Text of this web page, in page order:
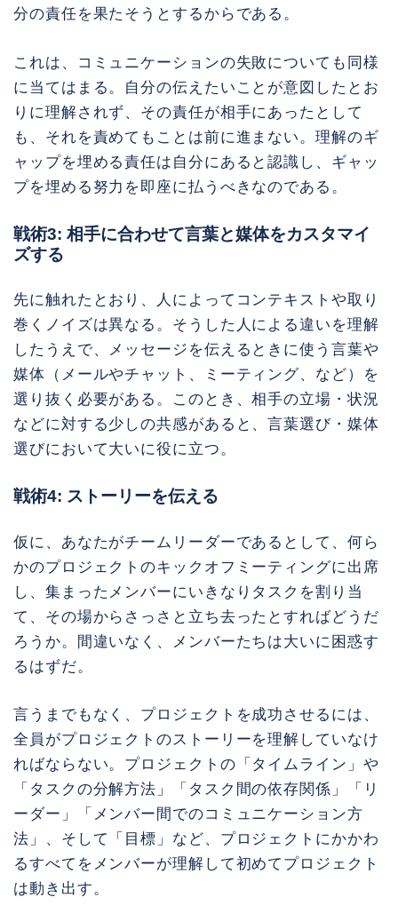
分の責任を果たそうとするからである。
これは、コミュニケーションの失敗についても同様
に当てはまる。自分の伝えたいことが意図したとお
りに理解されず、その責任が相手にあったとして
も、それを責めてもことは前に進まない。理解のギ
ャップを埋める責任は自分にあると認識し、ギャッ
プを埋める努力を即座に払うべきなのである。
戦術3: 相手に合わせて言葉と媒体をカスタマイ
ズする
先に触れたとおり、人によってコンテキストや取り
巻くノイズは異なる。そうした人による違いを理解
したうえで、メッセージを伝えるときに使う言葉や
媒体（メールやチャット、ミーティング、など）を
選り抜く必要がある。このとき、相手の立場・状況
などに対する少しの共感があると、言葉選び・媒体
選びにおいて大いに役に立つ。
戦術4: ストーリーを伝える
仮に、あなたがチームリーダーであるとして、何ら
かのプロジェクトのキックオフミーティングに出席
し、集まったメンバーにいきなりタスクを割り当
て、その場からさっさと立ち去ったとすればどうだ
ろうか。間違いなく、メンバーたちは大いに困惑す
るはずだ。
言うまでもなく、プロジェクトを成功させるには、
全員がプロジェクトのストーリーを理解していなけ
ればならない。プロジェクトの「タイムライン」や
「タスクの分解方法」「タスク間の依存関係」「リ
ーダー」「メンバー間でのコミュニケーション方
法」、そして「目標」など、プロジェクトにかかわ
るすべてをメンバーが理解して初めてプロジェクト
は動き出す。